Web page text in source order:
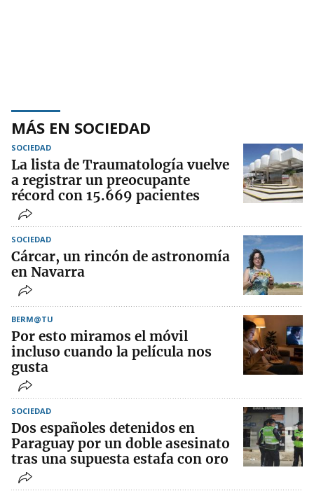
MÁS EN SOCIEDAD
SOCIEDAD
La lista de Traumatología vuelve
a registrar un preocupante
récord con 15.669 pacientes
SOCIEDAD
Cárcar, un rincón de astronomía
en Navarra
BERM@TU
Por esto miramos el móvil
incluso cuando la película nos
gusta
SOCIEDAD
Dos españoles detenidos en
Paraguay por un doble asesinato
tras una supuesta estafa con oro